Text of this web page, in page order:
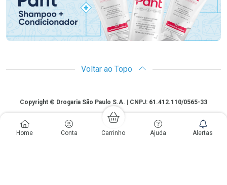
Home Conta Carrinho Ajuda Alertas
Voltar ao Topo
CopyrightCopyright © Drogaria São Paulo S.A. | CNPJ: 61.412.110/0565-33
São Paulo - SP: Avenida Renata, 60, Chácara Belenzinho - Vila Formosa
Gislaine Lima Meo CRF 40.354 | 24 horas| Autorização de funcionamento:
Processo: 2531.559767/2014-90 Autorização/MS: 7.31847.3 | As